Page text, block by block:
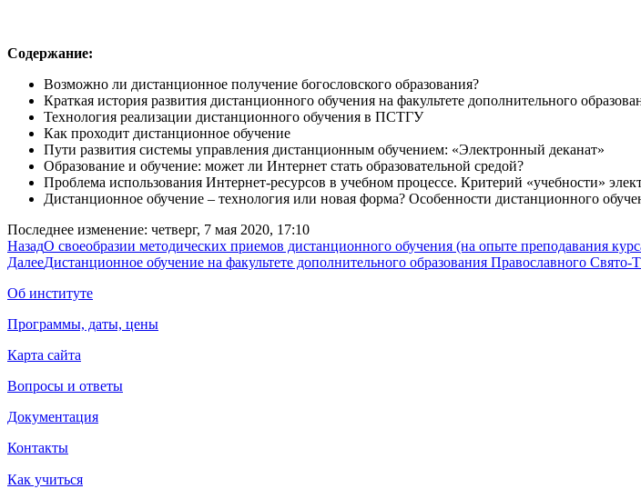
Содержание:
Возможно ли дистанционное получение богословского образования?
Краткая история развития дистанционного обучения на факультете дополнительного
Технология реализации дистанционного обучения в ПСТГУ
Как проходит дистанционное обучение
Пути развития системы управления дистанционным обучением: «Электронный деканат»
Образование и обучение: может ли Интернет стать образовательной средой?
Проблема использования Интернет-ресурсов в учебном процессе. Критерий «учебности»
Дистанционное обучение – технология или новая форма? Особенности дистанционного
Последнее изменение: четверг, 7 мая 2020, 17:10
НазадО своеобразии методических приемов дистанционного обучения (на опыте преподавания
ДалееДистанционное обучение на факультете дополнительного образования Православного
Об институте
Программы, даты, цены
Карта сайта
Вопросы и ответы
Документация
Контакты
Как учиться